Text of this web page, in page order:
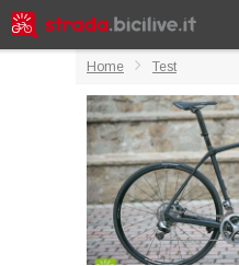
Home Test